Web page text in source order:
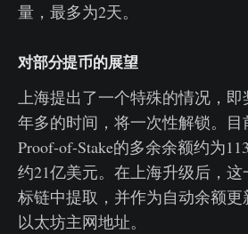
量，最多为2天。
对部分提币的展望
上海提出了一个特殊的情况，
年多的时间，将一次性解锁。
Proof-of-Stake的多余余额约为
约21亿美元。在上海升级后，
标链中提取，并作为自动余额
以太坊主网地址。